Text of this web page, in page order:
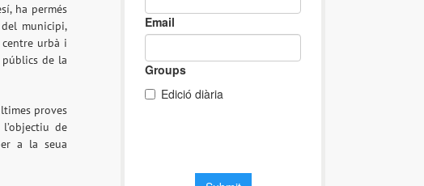
ha permés
del municipi,
urbà i
públics de la
proves
de
a la seua